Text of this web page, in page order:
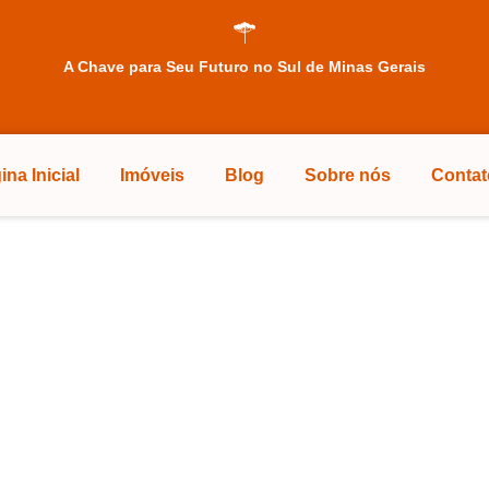
A Chave para Seu Futuro no Sul de Minas Gerais
Inicial Imóveis Blog Sobre nós